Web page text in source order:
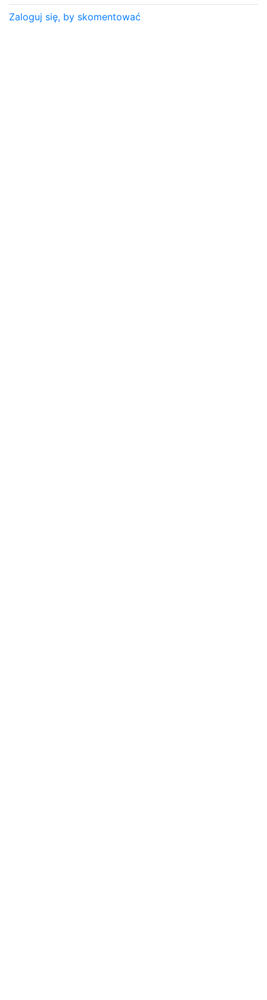
Zaloguj się, by skomentować